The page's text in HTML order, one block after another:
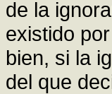
de la
existido
bien, si la
del que